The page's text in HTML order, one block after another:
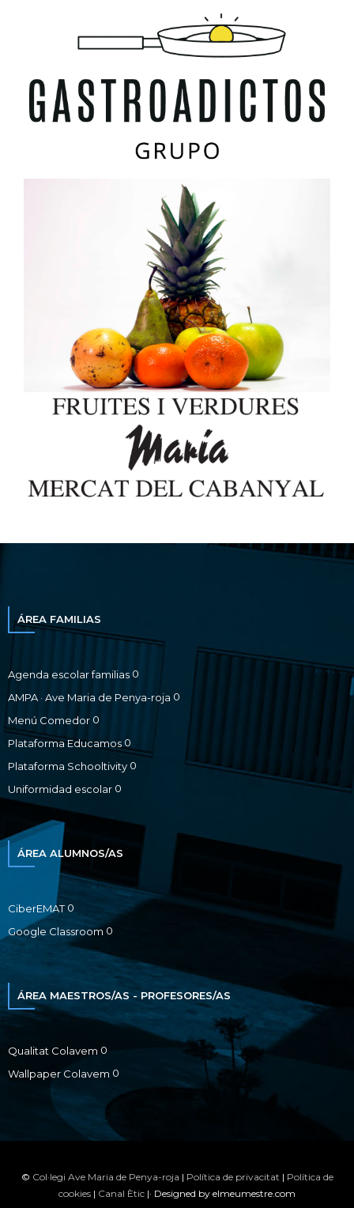
ÁREA FAMILIAS
Agenda escolar familias 0
AMPA · Ave Maria de Penya-roja 0
Menú Comedor 0
Plataforma Educamos 0
Plataforma Schooltivity 0
Uniformidad escolar 0
ÁREA ALUMNOS/AS
CiberEMAT0
Google Classroom 0
ÁREA MAESTROS/AS - PROFESORES/AS
Qualitat Colavem 0
Wallpaper Colavem 0
© Col·legi Ave Maria de Penya-roja | Política de privacitat | Política de
cookies | Canal Ètic |· Designed by elmeumestre.com